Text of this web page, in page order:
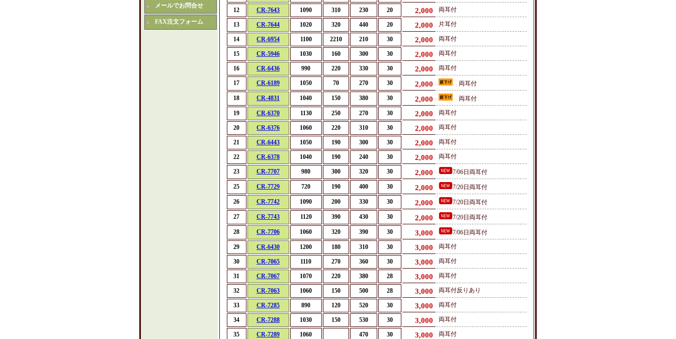
■ メールでお問合せ
■ FAX注文フォーム
12 CR-7643 1090 310 230 20 2,000 両耳付
13 CR-7644 1020 320 440 20 2,000 片耳付
14 CR-6954 1100 2210 210 30 2,000 両耳付
15 CR-5946 1030 160 300 30 2,000 両耳付
16 CR-6436 990 220 330 30 2,000 両耳付
17 CR-6189 1050 70 270 30 2,000 両耳付
18 CR-4831 1040 150 380 30 2,000 両耳付
19 CR-6370 1130 250 270 30 2,000 両耳付
20 CR-6376 1060 220 310 30 2,000 両耳付
21 CR-6443 1050 190 300 30 2,000 両耳付
22 CR-6378 1040 190 240 30 2,000 両耳付
23 CR-7707 980 300 320 30 2,000 7/06日両耳付
25 CR-7729 720 190 400 30 2,000 7/20日両耳付
26 CR-7742 1090 200 330 30 2,000 7/20日両耳付
27 CR-7743 1120 390 430 30 2,000 7/20日両耳付
28 CR-7706 1060 320 390 30 3,000 7/06日両耳付
29 CR-6430 1200 180 310 30 3,000 両耳付
30 CR-7065 1110 270 360 30 3,000 両耳付
31 CR-7067 1070 220 380 28 3,000 両耳付
32 CR-7063 1060 150 500 28 3,000 両耳付反りあり
33 CR-7285 890 120 520 30 3,000 両耳付
34 CR-7288 1030 150 530 30 3,000 両耳付
35 CR-7289 1060 470 30 3,000 両耳付